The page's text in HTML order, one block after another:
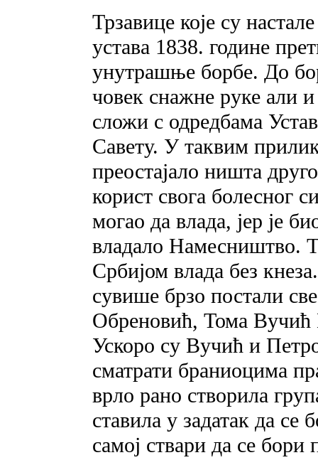
Трзавице које су
устава 1838. године
унутрашње борбе. До
човек снажне руке али
сложи с одредбама
Савету. У таквим
преостајало ништа
корист свога болесног
могао да влада, јер је
владало Намесништво.
Србијом влада без
сувише брзо постали
Обреновић, Тома
Ускоро су Вучић и
сматрати браниоцима
врло рано створила
ставила у задатак да се
самој ствари да се